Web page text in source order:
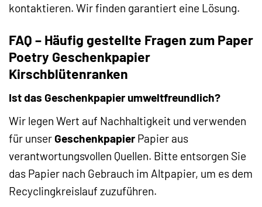
kontaktieren. Wir finden garantiert eine Lösung.
FAQ – Häufig gestellte Fragen zum Paper
Poetry Geschenkpapier
Kirschblütenranken
Ist das Geschenkpapier umweltfreundlich?
Wir legen Wert auf Nachhaltigkeit und verwenden
für unserGeschenkpapier Papier aus
verantwortungsvollen Quellen. Bitte entsorgen Sie
das Papier nach Gebrauch im Altpapier, um es dem
Recyclingkreislauf zuzuführen.